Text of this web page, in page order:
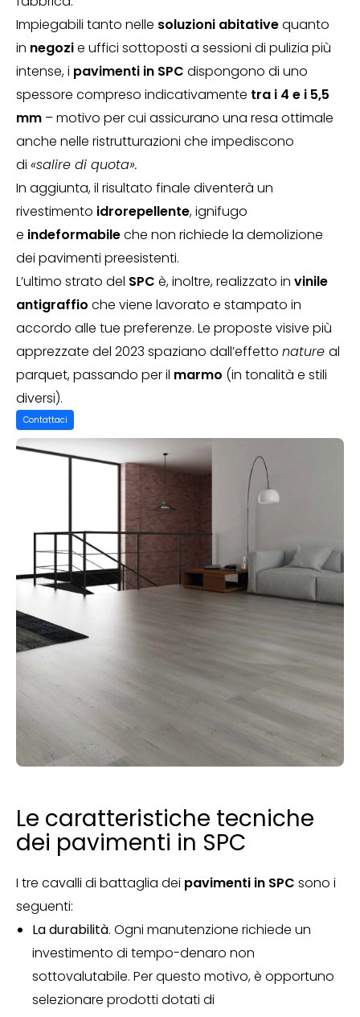
Impiegabili tanto nelle soluzioni abitativequanto
in negozie uffici sottoposti a sessioni di pulizia più
intense, i pavimenti in SPC dispongono di uno
spessore compreso indicativamente tra i 4 e i 5,5
mm – motivo per cui assicurano una resa ottimale
anche nelle ristrutturazioni che impediscono
di «salire di quota».
In aggiunta, il risultato finale diventerà un
rivestimento idrorepellente, ignifugo
e indeformabileche non richiede la demolizione
dei pavimenti preesistenti.
L’ultimo strato del SPC è, inoltre, realizzato in vinile
antigraffio che viene lavorato e stampato in
accordo alle tue preferenze. Le proposte visive più
apprezzate del 2023 spaziano dall’effetto nature al
parquet, passando per il marmo (in tonalità e stili
diversi).
Contattaci
Le caratteristiche tecniche
dei pavimenti in SPC
I tre cavalli di battaglia dei pavimenti in SPC sono i
seguenti:
La durabilità. Ogni manutenzione richiede un
investimento di tempo-denaro non
sottovalutabile. Per questo motivo, è opportuno
selezionare prodotti dotati di